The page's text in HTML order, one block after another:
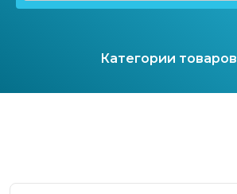
Категории товаров